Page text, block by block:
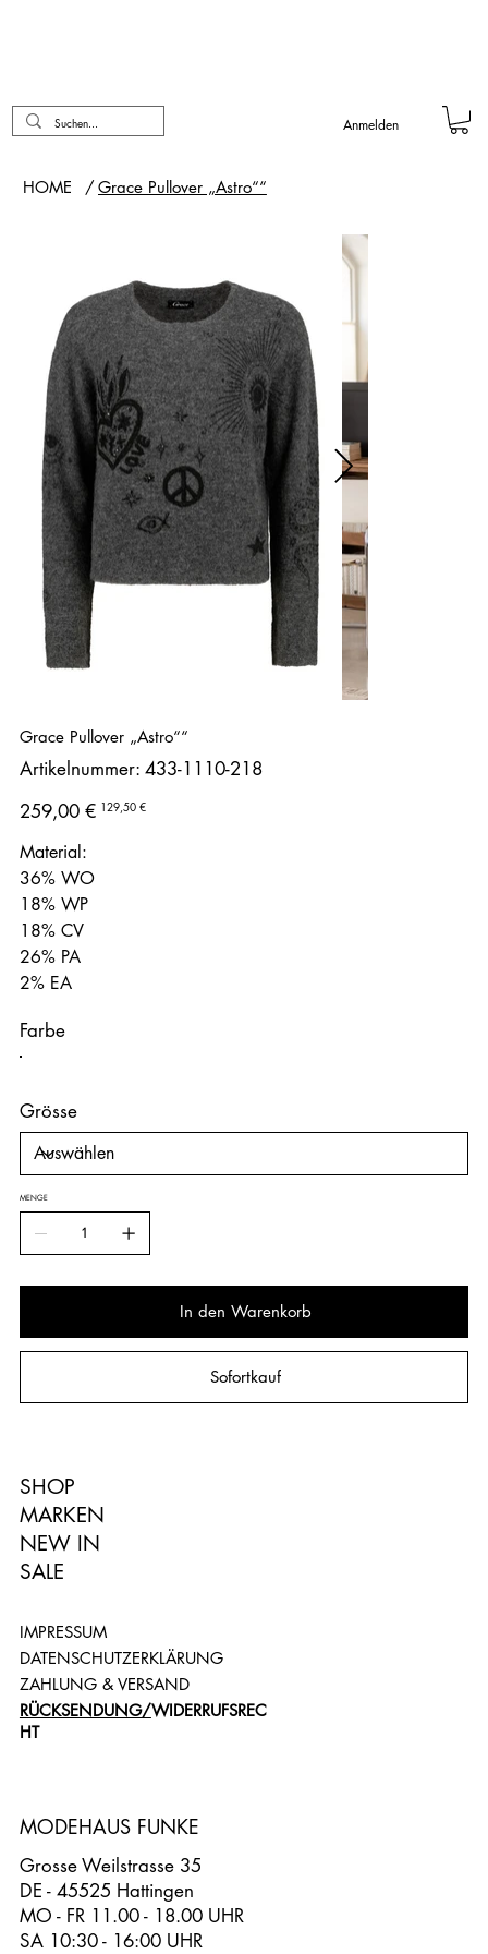
Anmelden
HOME / Grace Pullover „Astro““
Grace Pullover „Astro““
Artikelnummer:
Artikelnummer:
433-
433-1110-218
Ursprünglicher
Preis
259,00 € Angebotspreis
129,50 €
Material:
36% WO
18% WP
18% CV
26% PA
2% EA
Farbe
Grösse
MENGE
In den Warenkorb
Sofortkauf
SHOP
MARKEN
NEW IN
SALE
IMPRESSUM
DATENSCHUTZERKLÄRUNG
ZAHLUNG & VERSAND
RÜCKSENDUNG/WIDERRUFSREC
HT
Grosse Weilstrasse 35
DE - 45525 Hattingen
MO - FR 11.00 - 18.00 UHR
SA 10:30 - 16:00 UHR
MODEHAUS FUNKE